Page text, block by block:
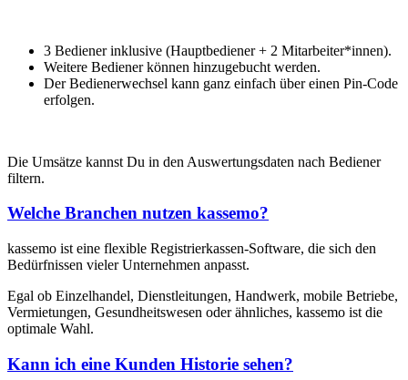
3 Bediener inklusive (Hauptbediener + 2 Mitarbeiter*innen).
Weitere Bediener können hinzugebucht werden.
Der Bedienerwechsel kann ganz einfach über einen Pin-Code
erfolgen.
Die Umsätze kannst Du in den Auswertungsdaten nach Bediener
filtern.
Welche Branchen nutzen kassemo?
kassemo ist eine flexible Registrierkassen-Software, die sich den
Bedürfnissen vieler Unternehmen anpasst.
Egal ob Einzelhandel, Dienstleitungen, Handwerk, mobile Betriebe,
Vermietungen, Gesundheitswesen oder ähnliches, kassemo ist die
optimale Wahl.
Kann ich eine Kunden Historie sehen?